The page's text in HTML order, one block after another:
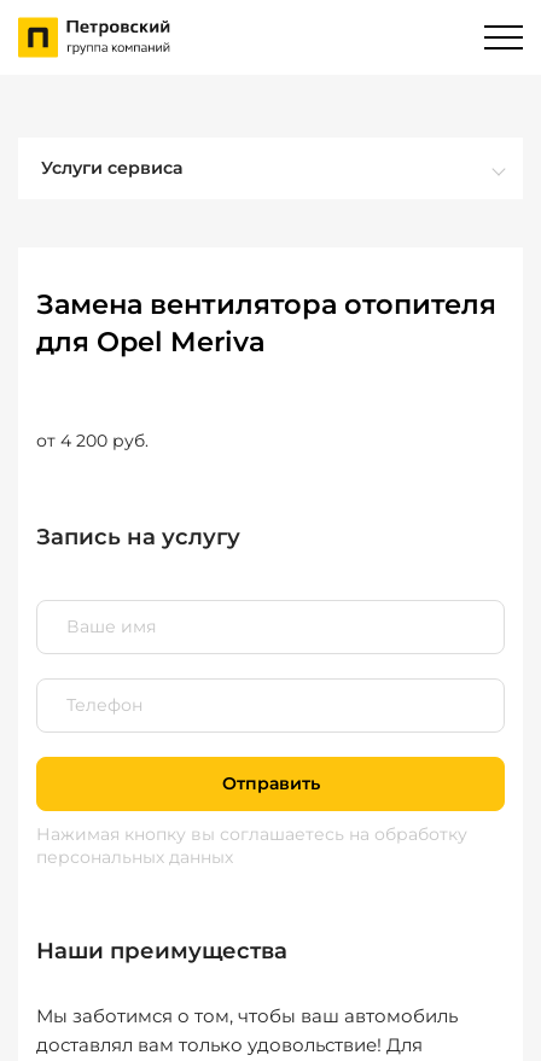
Услуги сервиса
Замена вентилятора отопителя
для Opel Meriva
от 4 200 руб.
Запись на услугу
Отправить
Нажимая кнопку вы соглашаетесь на обработку
персональных данных
Наши преимущества
Мы заботимся о том, чтобы ваш автомобиль
доставлял вам только удовольствие! Для